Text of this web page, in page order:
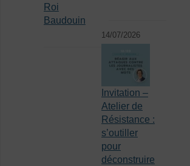
Roi
Baudouin
14/07/2026
Invitation –
Atelier de
Résistance :
s’outiller
pour
déconstruire